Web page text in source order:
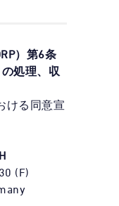
）第6条
処理、収
ける同意宣
(F)